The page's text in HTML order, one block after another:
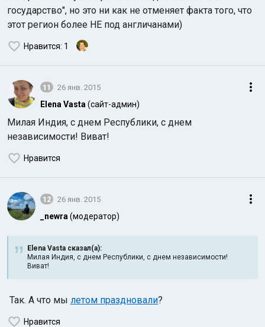
государство", но это ни как не отменяет факта того, что
этот регион более НЕ под англичанами)
Нравится: 1
11 26 янв. 2015
Elena Vasta (сайт-админ)
Милая Индия, с днем Республики, с днем
независимости! Виват!
Нравится
12 26 янв. 2015
_newra (модератор)
Elena Vasta сказал(а):
Милая Индия, с днем Республики, с днем независимости!
Виват!
Так. А что мы летом праздновали?
Нравится